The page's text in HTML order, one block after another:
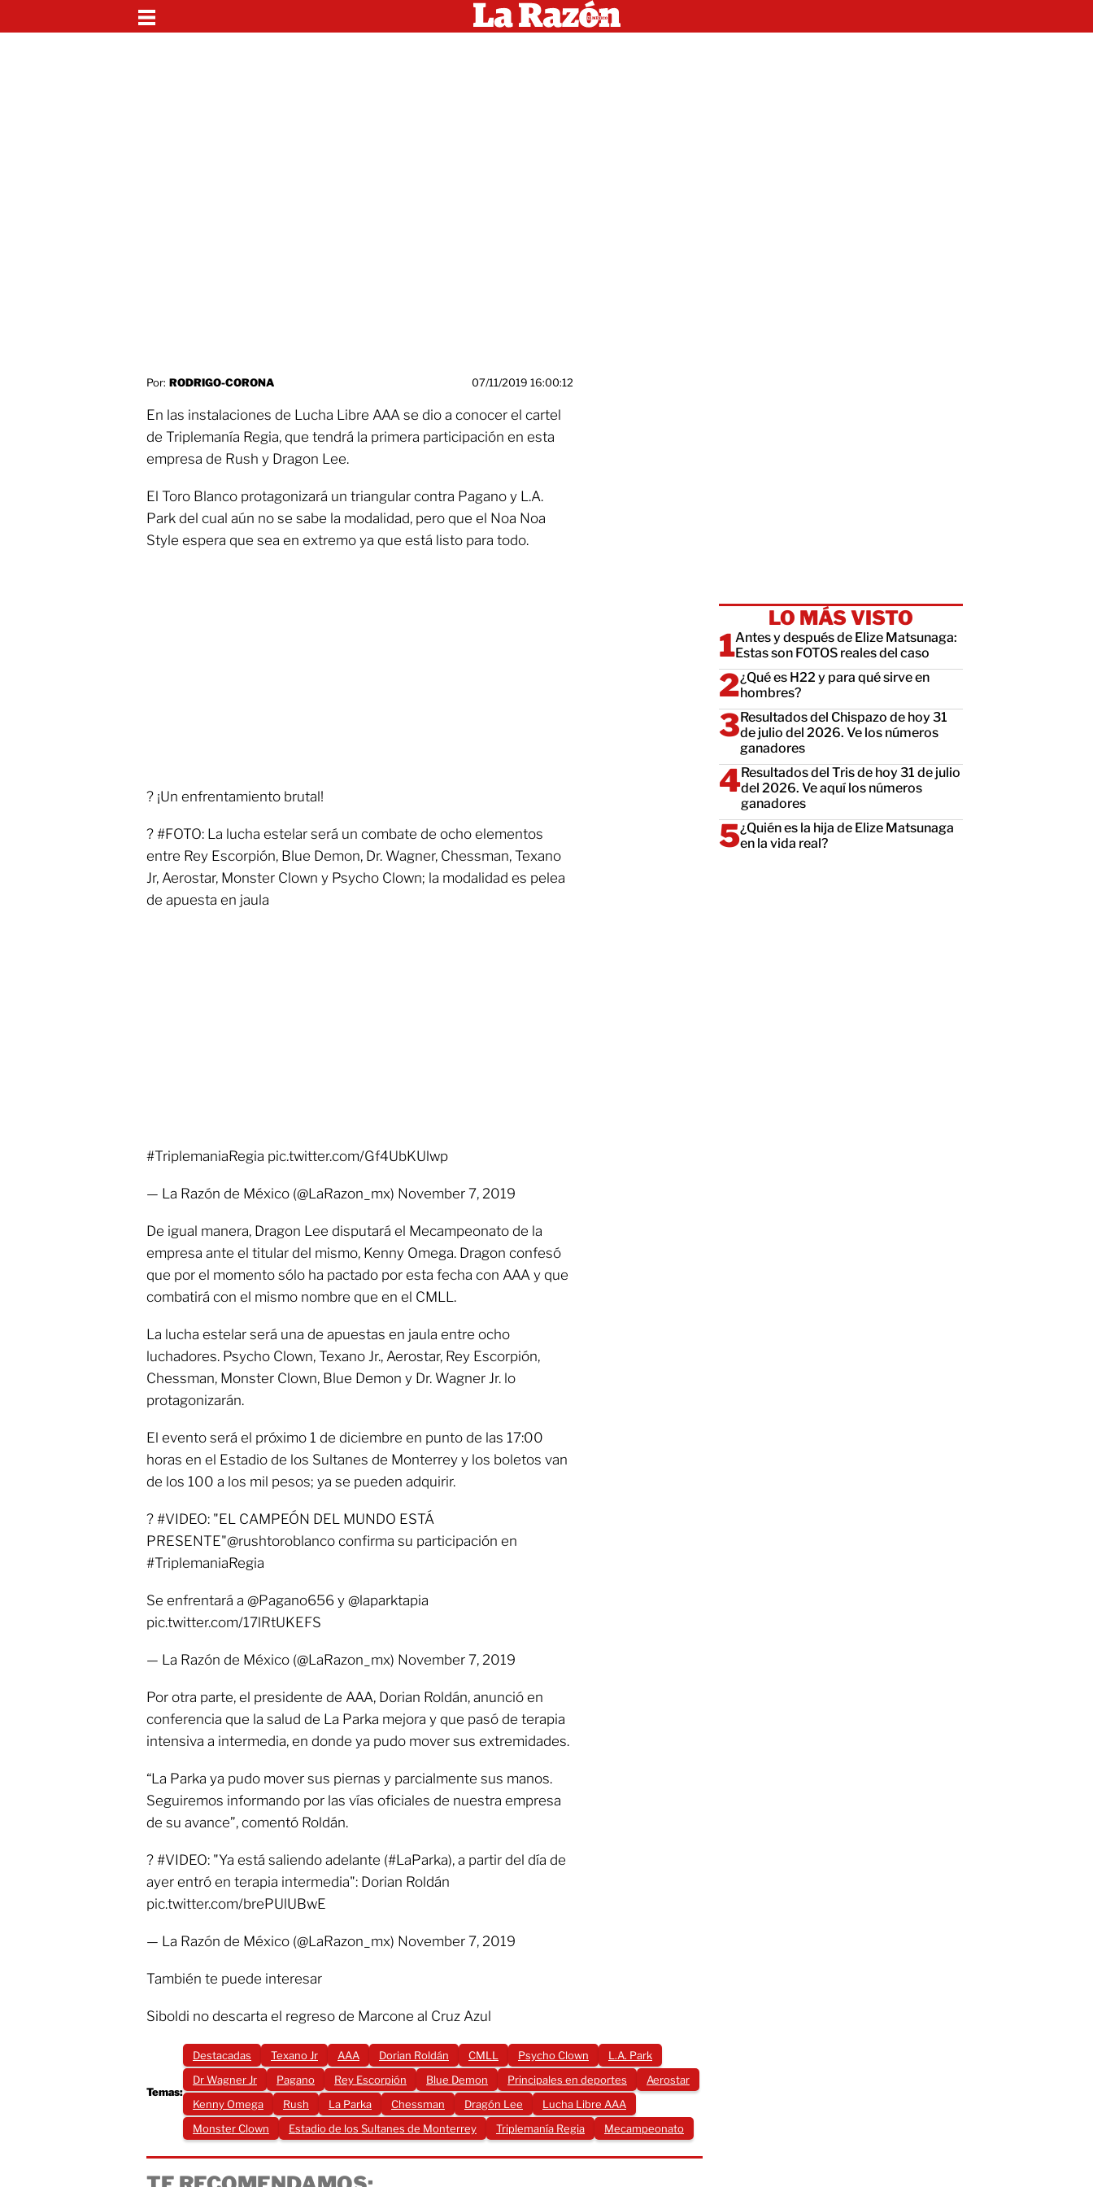
Por: RODRIGO-CORONA 07/11/2019 16:00:12
En las instalaciones de Lucha Libre AAA se dio a conocer el cartel
de Triplemanía Regia, que tendrá la primera participación en esta
empresa de Rush y Dragon Lee.
El Toro Blanco protagonizará un triangular contra Pagano y L.A.
Park del cual aún no se sabe la modalidad, pero que el Noa Noa
Style espera que sea en extremo ya que está listo para todo.
? ¡Un enfrentamiento brutal!
? #FOTO: La lucha estelar será un combate de ocho elementos
entre Rey Escorpión, Blue Demon, Dr. Wagner, Chessman, Texano
Jr, Aerostar, Monster Clown y Psycho Clown; la modalidad es pelea
de apuesta en jaula
#TriplemaniaRegia pic.twitter.com/Gf4UbKUlwp
— La Razón de México (@LaRazon_mx) November 7, 2019
De igual manera, Dragon Lee disputará el Mecampeonato de la
empresa ante el titular del mismo, Kenny Omega. Dragon confesó
que por el momento sólo ha pactado por esta fecha con AAA y que
combatirá con el mismo nombre que en el CMLL.
La lucha estelar será una de apuestas en jaula entre ocho
luchadores. Psycho Clown, Texano Jr., Aerostar, Rey Escorpión,
Chessman, Monster Clown, Blue Demon y Dr. Wagner Jr. lo
protagonizarán.
El evento será el próximo 1 de diciembre en punto de las 17:00
horas en el Estadio de los Sultanes de Monterrey y los boletos van
de los 100 a los mil pesos; ya se pueden adquirir.
? #VIDEO: "EL CAMPEÓN DEL MUNDO ESTÁ
PRESENTE"@rushtoroblanco confirma su participación en
#TriplemaniaRegia
Se enfrentará a @Pagano656 y @laparktapia
pic.twitter.com/17lRtUKEFS
— La Razón de México (@LaRazon_mx) November 7, 2019
Por otra parte, el presidente de AAA, Dorian Roldán, anunció en
conferencia que la salud de La Parka mejora y que pasó de terapia
intensiva a intermedia, en donde ya pudo mover sus extremidades.
“La Parka ya pudo mover sus piernas y parcialmente sus manos.
Seguiremos informando por las vías oficiales de nuestra empresa
de su avance”, comentó Roldán.
? #VIDEO: "Ya está saliendo adelante (#LaParka), a partir del día de
ayer entró en terapia intermedia": Dorian Roldán
pic.twitter.com/brePUlUBwE
— La Razón de México (@LaRazon_mx) November 7, 2019
También te puede interesar
Siboldi no descarta el regreso de Marcone al Cruz Azul
Temas:
Destacadas Texano Jr AAA Dorian Roldán CMLL Psycho Clown
L.A. Park
Dr Wagner Jr
Pagano Rey Escorpión Blue Demon Principales en deportes
Aerostar
Kenny Omega
Rush La Parka Chessman Dragón Lee
Lucha Libre AAA
Monster Clown
Estadio de los Sultanes de Monterrey Triplemanía Regia Mecampeonato
LO MÁS VISTO
Antes y después de Elize Matsunaga:
Estas son FOTOS reales del caso
¿Qué es H22 y para qué sirve en
hombres?
Resultados del Chispazo de hoy 31
de julio del 2026. Ve los números
ganadores
Resultados del Tris de hoy 31 de julio
del 2026. Ve aquí los números
ganadores
¿Quién es la hija de Elize Matsunaga
en la vida real?